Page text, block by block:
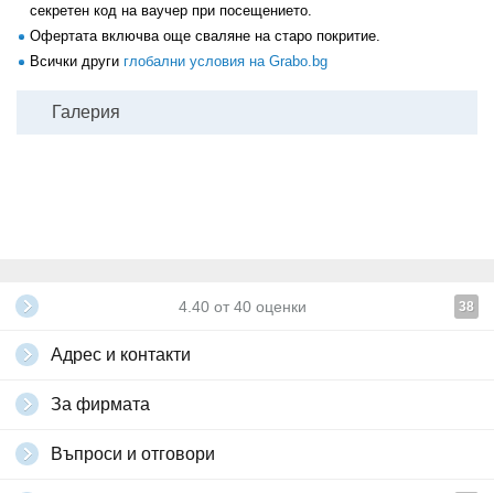
секретен код на ваучер при посещението.
Офертата включва още сваляне на старо покритие.
Всички други глобални условия на Grabo.bg
Галерия
4.40 от 40 оценки 38
Адрес и контакти
За фирмата
Въпроси и отговори